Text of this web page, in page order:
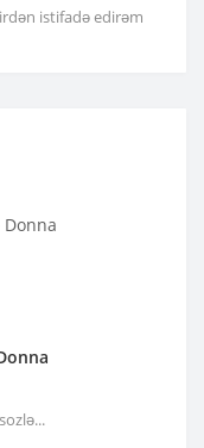
istifadə edirəm